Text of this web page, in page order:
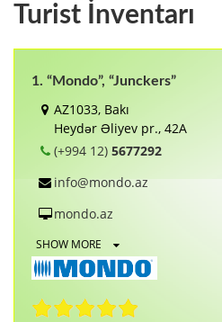
Turist İnventarı
1. “Mondo”, “Junckers”
AZ1033, Bakı
Heydər Əliyev pr., 42А
(+994 12) 5677292
info@mondo.az
mondo.az
SHOW MORE